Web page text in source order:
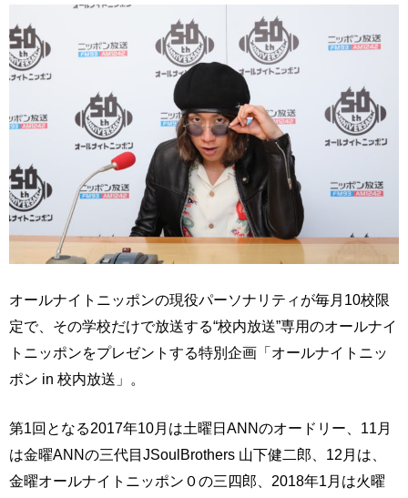
オールナイトニッポンの現役パーソナリティが毎月10校限
定で、その学校だけで放送する“校内放送”専用のオールナイ
トニッポンをプレゼントする特別企画「オールナイトニッ
ポン in 校内放送」。
第1回となる2017年10月は土曜日ANNのオードリー、11月
は金曜ANNの三代目JSoulBrothers 山下健二郎、12月は、
金曜オールナイトニッポン０の三四郎、2018年1月は火曜